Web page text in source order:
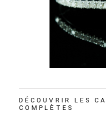
DÉCOUVRIR LES
COMPLÈTES